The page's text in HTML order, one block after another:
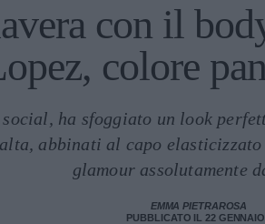
con il
colore
ha sfoggiato un look
abbinati al capo
glamour assolutamente
EMMA PIETRAROSA
PUBBLICATO IL 22